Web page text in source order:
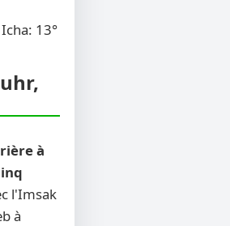
Icha: 13°
à
l'Imsak
à